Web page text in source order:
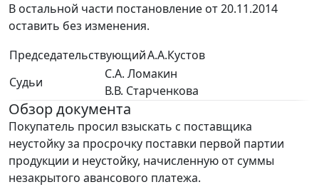
В остальной части постановление от 20.11.2014
оставить без изменения.
ПредседательствующийА.А.Кустов
Судьи
С.А. Ломакин
В.В. Старченкова
Обзор документа
Покупатель просил взыскать с поставщика
неустойку за просрочку поставки первой партии
продукции и неустойку, начисленную от суммы
незакрытого авансового платежа.